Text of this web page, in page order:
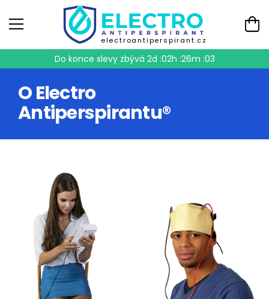
electroantiperspirant.cz
Do konce slevy zbývá 2d :02h :26m :02
O Electro
Antiperspirantu®